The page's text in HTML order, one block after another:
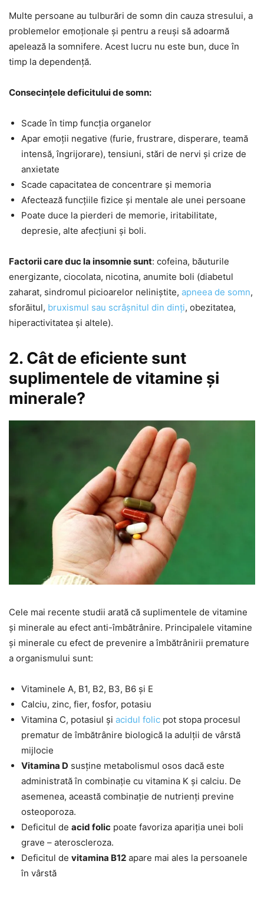
Multe persoane au tulburări de somn din cauza stresului, a
problemelor emoționale și pentru a reuși să adoarmă
apelează la somnifere. Acest lucru nu este bun, duce în
timp la dependență.
Consecințele deficitului de somn:
Scade în timp funcția organelor
Apar emoții negative (furie, frustrare, disperare, teamă
intensă, îngrijorare), tensiuni, stări de nervi și crize de
anxietate
Scade capacitatea de concentrare și memoria
Afectează funcțiile fizice și mentale ale unei persoane
Poate duce la pierderi de memorie, iritabilitate,
depresie, alte afecțiuni și boli.
Factorii care duc la insomnie sunt: cofeina, băuturile
energizante, ciocolata, nicotina, anumite boli (diabetul
zaharat, sindromul picioarelor neliniștite, apneea de somn,
sforăitul, bruxismul sau scrâșnitul din dinți, obezitatea,
hiperactivitatea și altele).
2. Cât de eficiente sunt
suplimentele de vitamine și
minerale?
Cele mai recente studii arată că suplimentele de vitamine
și minerale au efect anti-îmbătrânire. Principalele vitamine
și minerale cu efect de prevenire a îmbătrânirii premature
a organismului sunt:
Vitaminele A, B1, B2, B3, B6 și E
Calciu, zinc, fier, fosfor, potasiu
Vitamina C, potasiul și acidul folic pot stopa procesul
prematur de îmbătrânire biologică la adulții de vârstă
mijlocie
Vitamina D susține metabolismul osos dacă este
administrată în combinație cu vitamina K și calciu. De
asemenea, această combinație de nutrienți previne
osteoporoza.
Deficitul de acid folic poate favoriza apariția unei boli
grave – ateroscleroza.
Deficitul de vitamina B12 apare mai ales la persoanele
în vârstă